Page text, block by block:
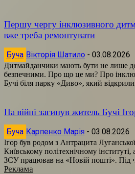
Першу чергу інклюзивного
вже треба ремонтувати
Буча Вікторія Шатило - 03.08.2026
Дитмайданчики мають бути не лише
безпечними. Про що це ми? Про
Бучі біля парку «Диво», який
На війні загинув житель Бучі
Буча Карпенко Марія - 03.08.2026
Ігор був родом з Антрацита
Київському політехнічному
ЗСУ працював на «Новій пошті». Під
Реклама